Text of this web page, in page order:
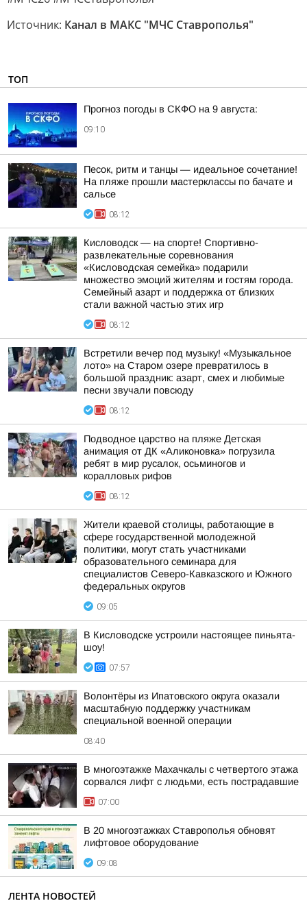
Источник: Канал в МАКС "МЧС Ставрополья"
ТОП
Прогноз погоды в СКФО на 9 августа:
09:10
Песок, ритм и танцы — идеальное сочетание!
На пляже прошли мастерклассы по бачате и
сальсе
08:12
Кисловодск — на спорте! Спортивно-
развлекательные соревнования
«Кисловодская семейка» подарили
множество эмоций жителям и гостям города.
Семейный азарт и поддержка от близких
стали важной частью этих игр
08:12
Встретили вечер под музыку! «Музыкальное
лото» на Старом озере превратилось в
большой праздник: азарт, смех и любимые
песни звучали повсюду
08:12
Подводное царство на пляже Детская
анимация от ДК «Аликоновка» погрузила
ребят в мир русалок, осьминогов и
коралловых рифов
08:12
Жители краевой столицы, работающие в
сфере государственной молодежной
политики, могут стать участниками
образовательного семинара для
специалистов Северо-Кавказского и Южного
федеральных округов
09:05
В Кисловодске устроили настоящее пиньята-
шоу!
07:57
Волонтёры из Ипатовского округа оказали
масштабную поддержку участникам
специальной военной операции
08:40
В многоэтажке Махачкалы с четвертого этажа
сорвался лифт с людьми, есть пострадавшие
07:00
В 20 многоэтажках Ставрополья обновят
лифтовое оборудование
09:08
ЛЕНТА НОВОСТЕЙ